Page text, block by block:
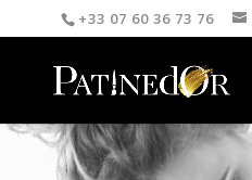
+33 07 60 36 73 76